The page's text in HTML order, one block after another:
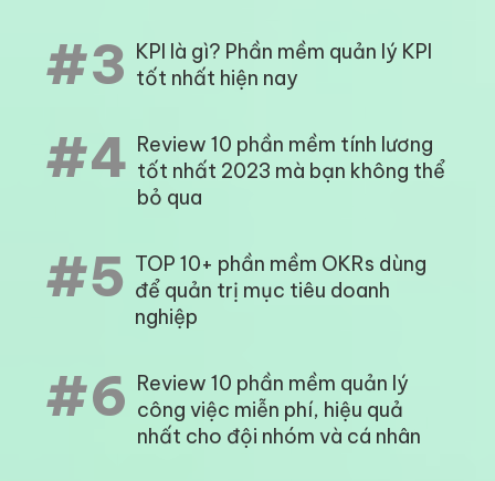
#3 KPI là gì? Phần mềm quản lý KPI
tốt nhất hiện nay
#4 Review 10 phần mềm tính lương
tốt nhất 2023 mà bạn không thể
bỏ qua
#5 TOP 10+ phần mềm OKRs dùng
để quản trị mục tiêu doanh
nghiệp
#6 Review 10 phần mềm quản lý
công việc miễn phí, hiệu quả
nhất cho đội nhóm và cá nhân